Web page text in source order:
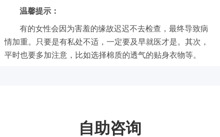
温馨提示：
有的女性会因为害羞的缘故迟迟不去检查，最终导致病
情加重。只要是有私处不适，一定要及早就医才是。其次，
平时也要多加注意，比如选择棉质的透气的贴身衣物等。
自助咨询